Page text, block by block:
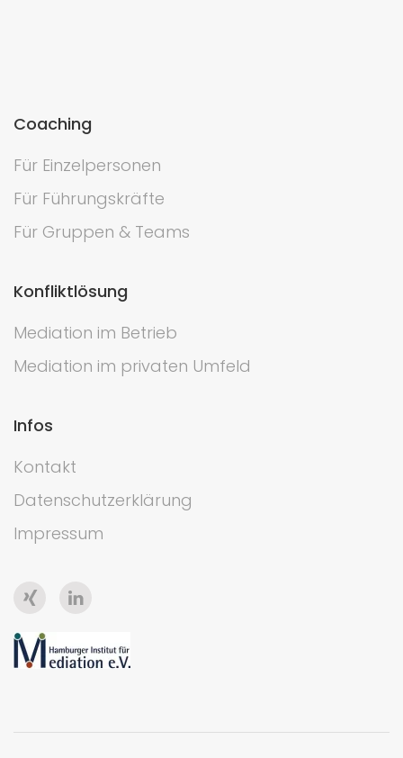
Coaching
Für Einzelpersonen
Für Führungskräfte
Für Gruppen & Teams
Konfliktlösung
Mediation im Betrieb
Mediation im privaten Umfeld
Infos
Kontakt
Datenschutzerklärung
Impressum